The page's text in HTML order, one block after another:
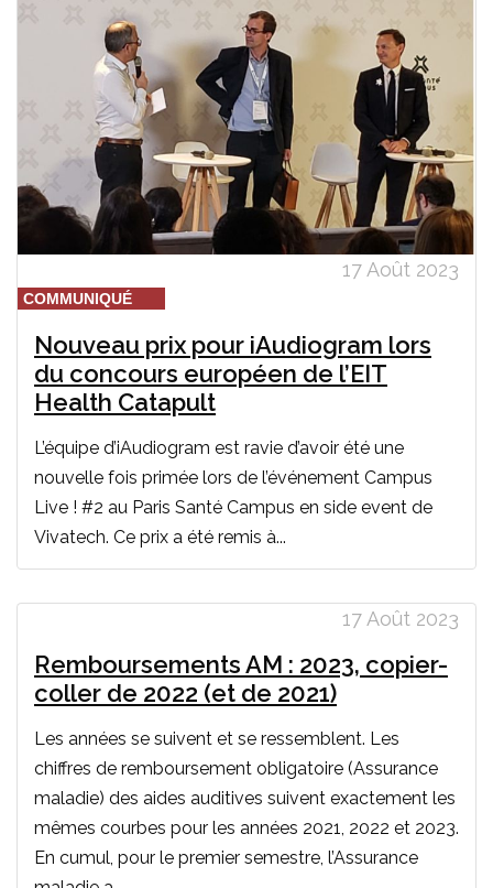
17 Août 2023
COMMUNIQUÉ
Nouveau prix pour iAudiogram lors
du concours européen de l’EIT
Health Catapult
L’équipe d’iAudiogram est ravie d’avoir été une
nouvelle fois primée lors de l’événement Campus
Live ! #2 au Paris Santé Campus en side event de
Vivatech. Ce prix a été remis à...
17 Août 2023
Remboursements AM : 2023, copier-
coller de 2022 (et de 2021)
Les années se suivent et se ressemblent. Les
chiffres de remboursement obligatoire (Assurance
maladie) des aides auditives suivent exactement les
mêmes courbes pour les années 2021, 2022 et 2023.
En cumul, pour le premier semestre, l’Assurance